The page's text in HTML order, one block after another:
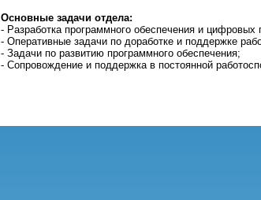
Основные задачи отдела:
- Разработка программного обеспечения и
- Оперативные задачи по доработке и поддержке
- Задачи по развитию программного обеспечения;
- Сопровождение и поддержка в постоянной